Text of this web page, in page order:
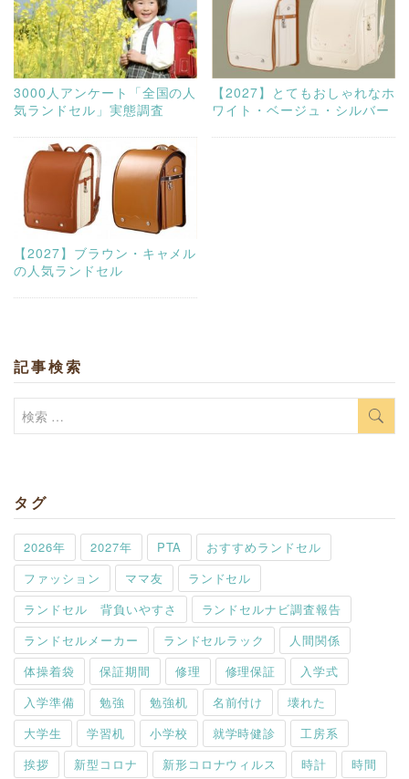
3000人アンケート「全国の人
気ランドセル」実態調査
【2027】とてもおしゃれなホ
ワイト・ベージュ・シルバー
【2027】ブラウン・キャメル
の人気ランドセル
記事検索
検
タグ
2026年 2027年 PTA
おすすめランドセル
ファッション
ママ友
ランドセル
ランドセル 背負いやすさ
ランドセルナビ調査報告
ランドセルメーカー
ランドセルラック
人間関係
体操着袋
保証期間 修理 修理保証
入学式
入学準備
勉強 勉強机 名前付け
壊れた
大学生
学習机 小学校 就学時健診
工房系
挨拶
新型コロナ 新形コロナウィルス 時計
時間